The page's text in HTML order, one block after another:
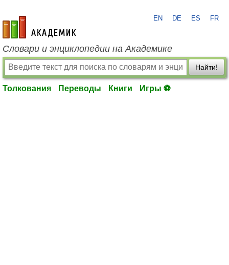
academic.ru
EN DE ES FR
Словари и энциклопедии на Академике
Найти!
Толкования Переводы Книги Игры ⚽